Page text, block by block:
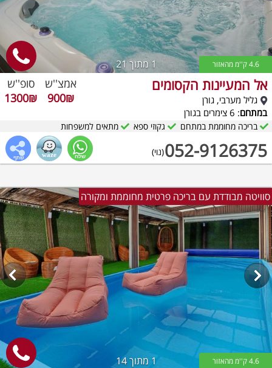
1 מתוך 21 4.6 ק''מ מהאזור
אל המעיינות הקסומים
גליל מערבי, גורן
במתחם: 6 צימרים בגורן
052-9126375(נוי)
אמצ''ש
900₪
סופ''ש
1300₪
בריכה מחוממת במתחם גקוזי ספא מתאים למשפחות
סוויטה מבודדת עם בריכה פרטית מחוממת ומקורה
1 מתוך 14 4.6 ק''מ מהאזור